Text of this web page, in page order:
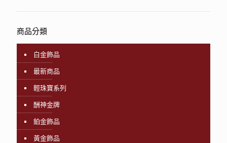
商品分類
白金飾品
最新商品
輕珠寶系列
酬神金牌
鉑金飾品
黃金飾品